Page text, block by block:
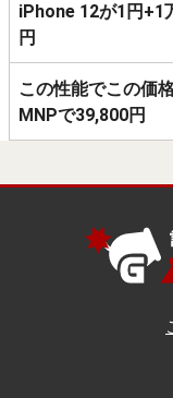
iPhone 12が1円+1
円
この性能でこの価
MNPで39,800円